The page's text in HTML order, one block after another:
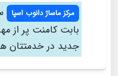
مرکز ماساژ دانوب اسپا
بابت کامنت پر از
جدید در خدمتتان